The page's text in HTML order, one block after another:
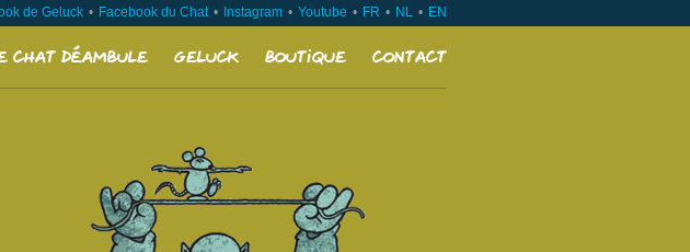
de Geluck Facebook du Chat Instagram Youtube FR NL EN
Chat déambule Geluck Boutique Contact